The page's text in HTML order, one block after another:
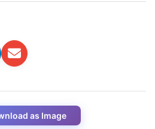
as Image